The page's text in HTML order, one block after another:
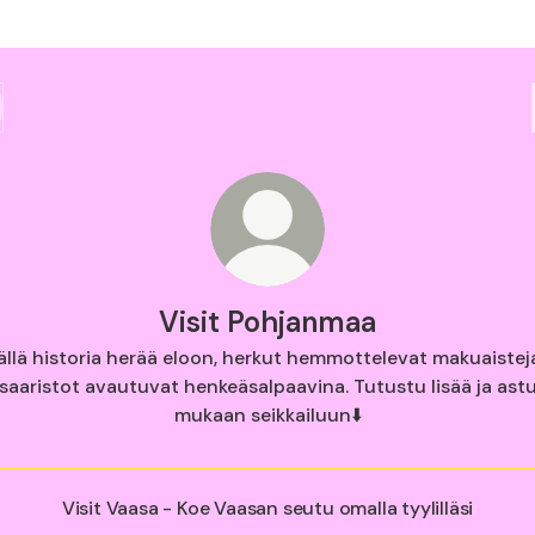
Visit Pohjanmaa
historia herää eloon, herkut hemmottelevat
avautuvat henkeäsalpaavina. Tutustu lisää ja
mukaan seikkailuun⬇️
Visit Vaasa - Koe Vaasan seutu omalla tyylilläsi